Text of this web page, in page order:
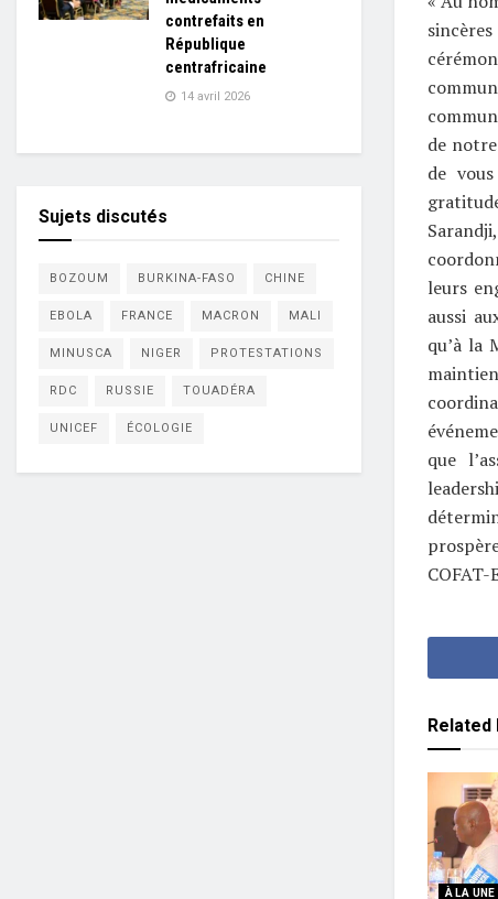
de
de
leurs
aussi
qu’à la
que
COFAT-
Related
À LA UNE
contrefaits en
République
centrafricaine
14 avril 2026
Sujets discutés
BOZOUM BURKINA-FASO CHINE
EBOLA FRANCE MACRON MALI
MINUSCA NIGER PROTESTATIONS
RDC RUSSIE TOUADÉRA
UNICEF ÉCOLOGIE